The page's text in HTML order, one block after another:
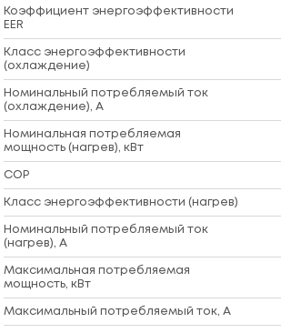
Коэффициент энергоэффективности
EER
Класс энергоэффективности
(охлаждение)
Номинальный потребляемый ток
(охлаждение), А
Номинальная потребляемая
мощность (нагрев), кВт
COP
Класс энергоэффективности (нагрев)
Номинальный потребляемый ток
(нагрев), А
Максимальная потребляемая
мощность, кВт
Максимальный потребляемый ток, А